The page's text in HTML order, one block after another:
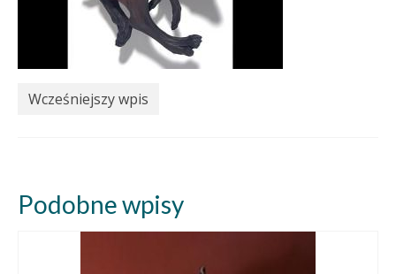
Wcześniejszy wpis
Podobne wpisy